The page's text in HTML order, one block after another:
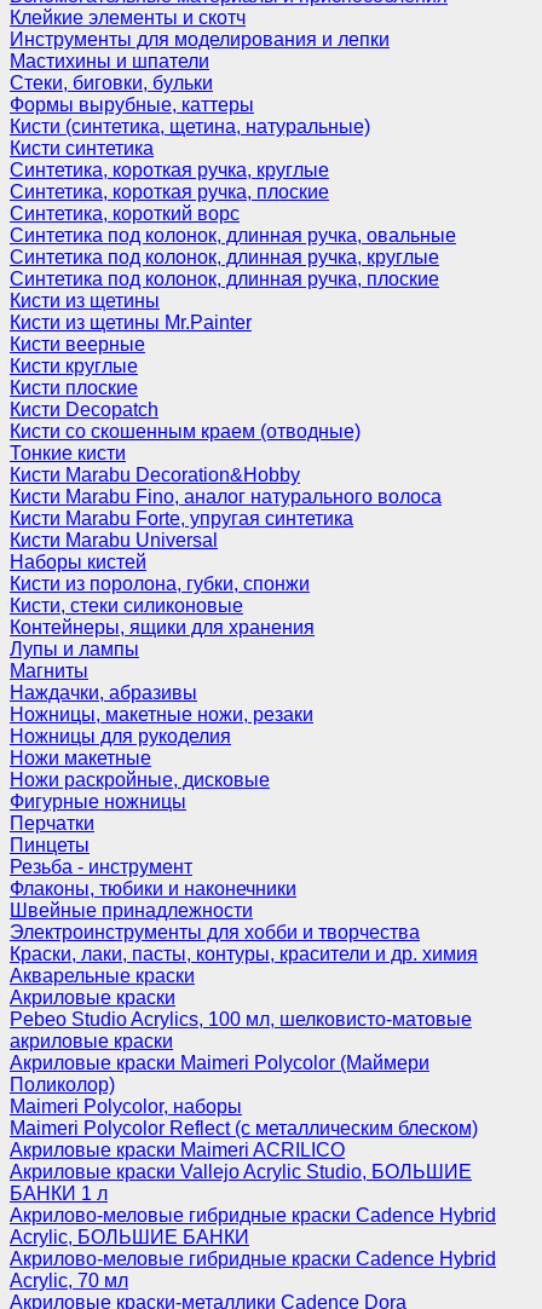
Клейкие элементы и скотч
Инструменты для моделирования и лепки
Мастихины и шпатели
Стеки, биговки, бульки
Формы вырубные, каттеры
Кисти (синтетика, щетина, натуральные)
Кисти синтетика
Синтетика, короткая ручка, круглые
Синтетика, короткая ручка, плоские
Синтетика, короткий ворс
Синтетика под колонок, длинная ручка, овальные
Синтетика под колонок, длинная ручка, круглые
Синтетика под колонок, длинная ручка, плоские
Кисти из щетины
Кисти из щетины Mr.Painter
Кисти веерные
Кисти круглые
Кисти плоские
Кисти Decopatch
Кисти со скошенным краем (отводные)
Тонкие кисти
Кисти Marabu Decoration&Hobby
Кисти Marabu Fino, аналог натурального волоса
Кисти Marabu Forte, упругая синтетика
Кисти Marabu Universal
Наборы кистей
Кисти из поролона, губки, спонжи
Кисти, стеки силиконовые
Контейнеры, ящики для хранения
Лупы и лампы
Магниты
Наждачки, абразивы
Ножницы, макетные ножи, резаки
Ножницы для рукоделия
Ножи макетные
Ножи раскройные, дисковые
Фигурные ножницы
Перчатки
Пинцеты
Резьба - инструмент
Флаконы, тюбики и наконечники
Швейные принадлежности
Электроинструменты для хобби и творчества
Краски, лаки, пасты, контуры, красители и др. химия
Акварельные краски
Акриловые краски
Pebeo Studio Acrylics, 100 мл, шелковисто-матовые
акриловые краски
Акриловые краски Maimeri Polycolor (Маймери
Поликолор)
Maimeri Polycolor, наборы
Maimeri Polycolor Reflect (с металлическим блеском)
Акриловые краски Maimeri ACRILICO
Акриловые краски Vallejo Acrylic Studio, БОЛЬШИЕ
БАНКИ 1 л
Акрилово-меловые гибридные краски Cadence Hybrid
Acrylic, БОЛЬШИЕ БАНКИ
Акрилово-меловые гибридные краски Cadence Hybrid
Acrylic, 70 мл
Акриловые краски-металлики Cadence Dora